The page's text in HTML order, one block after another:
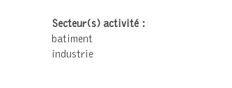
Secteur(s) activité :
batiment
industrie